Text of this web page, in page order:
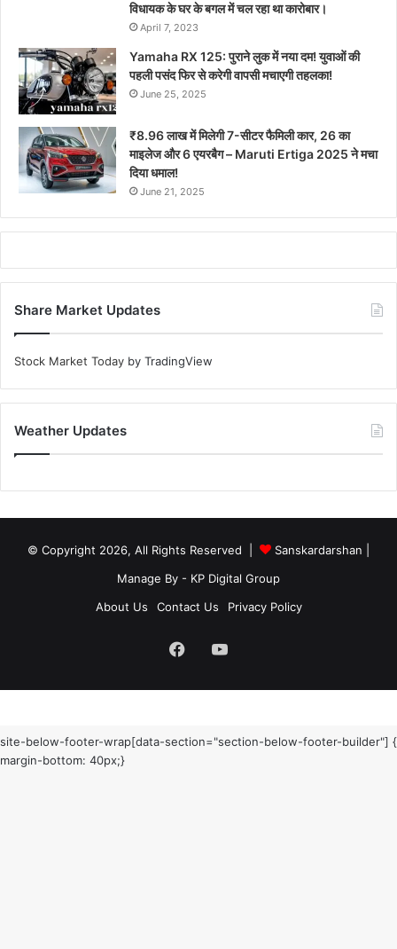
विधायक के घर के बगल में चल रहा था कारोबार।
April 7, 2023
Yamaha RX 125: पुराने लुक में नया दम! युवाओं की
पहली पसंद फिर से करेगी वापसी मचाएगी तहलका!
June 25, 2025
₹8.96 लाख में मिलेगी 7-सीटर फैमिली कार, 26 का
माइलेज और 6 एयरबैग – Maruti Ertiga 2025 ने मचा
दिया धमाल!
June 21, 2025
Share Market Updates
Stock Market Today by TradingView
Weather Updates
© Copyright 2026, All Rights Reserved | Sanskardarshan
Manage By - KP Digital Group
About Us
Contact Us Privacy Policy
FacebookYouTube
site-below-footer-wrap[data-section="section-below-footer-builder"] {
margin-bottom: 40px;}